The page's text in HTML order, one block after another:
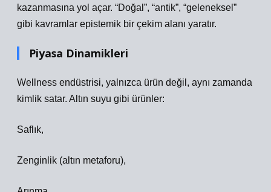
kazanmasına yol açar. “Doğal”, “antik”, “geleneksel”
gibi kavramlar epistemik bir çekim alanı yaratır.
Piyasa Dinamikleri
Wellness endüstrisi, yalnızca ürün değil, aynı zamanda
kimlik satar. Altın suyu gibi ürünler:
Saflık,
Zenginlik (altın metaforu),